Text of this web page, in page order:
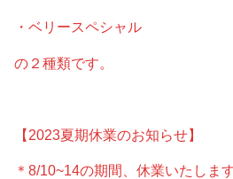
・ベリースペシャル
の２種類です。
【2023夏期休業のお知らせ】
＊8/10~14の期間、休業いたしま